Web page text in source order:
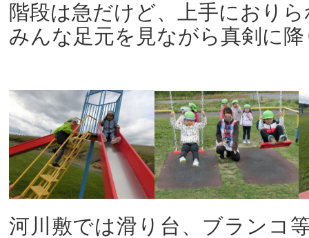
階段は急だけど、上手におり
みんな足元を見ながら真剣に
河川敷では滑り台、ブランコ